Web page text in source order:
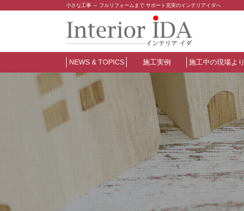
小さな工事 ～ フルリフォームまで サポート充実のインテリアイダへ
NEWS & TOPICS 施工実例 施工中の現場より